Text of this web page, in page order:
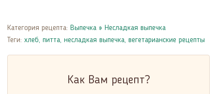
Категория рецепта: Выпечка » Несладкая выпечка
Теги: хлеб, питта, несладкая выпечка, вегетарианские рецепты
Как Вам рецепт?